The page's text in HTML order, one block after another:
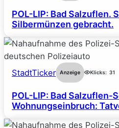
POL-LIP: Bad Salzuflen.
Silbermünzen gebracht.
StadtTicker Anzeige Klicks: 31
POL-LIP: Bad Salzuflen-
Wohnungseinbruch: